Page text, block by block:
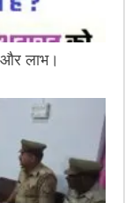
और लाभ।